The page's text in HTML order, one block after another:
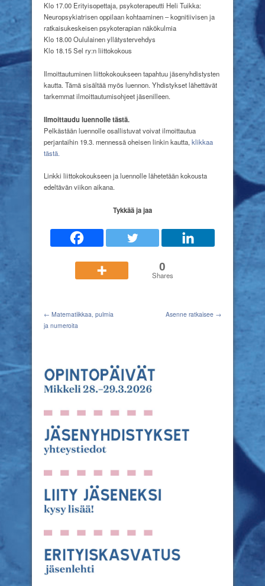
Klo 17.00 Erityisopettaja, psykoterapeutti Heli Tuikka:
Neuropsykiatrisen oppilaan kohtaaminen – kognitiivisen ja
ratkaisukeskeisen psykoterapian näkökulmia
Klo 18.00 Oululainen yllätystervehdys
Klo 18.15 Sel ry:n liittokokous
Ilmoittautuminen liittokokoukseen tapahtuu jäsenyhdistysten
kautta. Tämä sisältää myös luennon. Yhdistykset lähettävät
tarkemmat ilmoittautumisohjeet jäsenilleen.
Ilmoittaudu luennolle tästä.
Pelkästään luennolle osallistuvat voivat ilmoittautua
perjantaihin 19.3. mennessä oheisen linkin kautta, klikkaa
tästä.
Linkki liittokokoukseen ja luennolle lähetetään kokousta
edeltävän viikon aikana.
Tykkää ja jaa
0
Shares
← Matematiikkaa, pulmia
ja numeroita
Asenne ratkaisee →